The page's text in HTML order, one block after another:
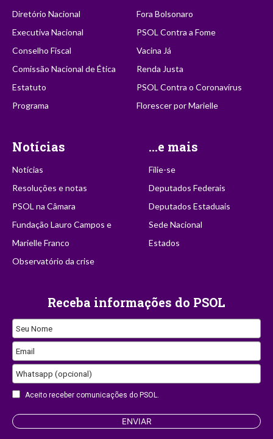
Diretório Nacional
Executiva Nacional
Conselho Fiscal
Comissão Nacional de Ética
Estatuto
Programa
Fora Bolsonaro
PSOL Contra a Fome
Vacina Já
Renda Justa
PSOL Contra o Coronavírus
Florescer por Marielle
Notícias
Notícias
Resoluções e notas
PSOL na Câmara
Fundação Lauro Campos e
Marielle Franco
Observatório da crise
...e mais
Filie-se
Deputados Federais
Deputados Estaduais
Sede Nacional
Estados
Receba informações do PSOL
Seu Nome
Email
Whatsapp (opcional)
Aceito receber comunicações do PSOL.
ENVIAR